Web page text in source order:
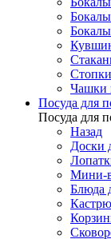
Чашки
Посуда для
Посуда для
Назад
Доски
Мини-
Блюда